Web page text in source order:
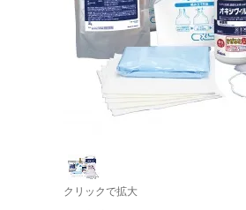
クリックで拡大